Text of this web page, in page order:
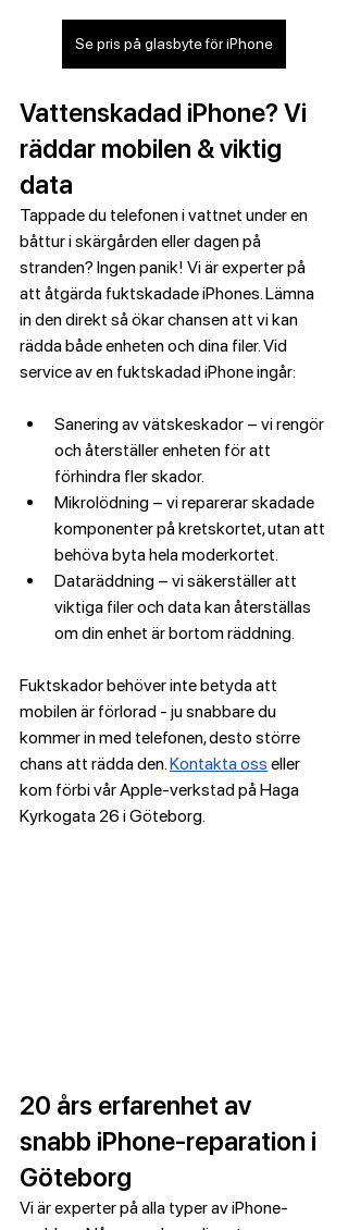
Se pris på glasbyte för iPhone
Vattenskadad iPhone? Vi
räddar mobilen & viktig
data
Tappade du telefonen i vattnet under en
båttur i skärgården eller dagen på
stranden? Ingen panik! Vi är experter på
att åtgärda fuktskadade iPhones. Lämna
in den direkt så ökar chansen att vi kan
rädda både enheten och dina filer. Vid
service av en fuktskadad iPhone ingår:
Sanering av vätskeskador – vi rengör
och återställer enheten för att
förhindra fler skador.
Mikrolödning – vi reparerar skadade
komponenter på kretskortet, utan att
behöva byta hela moderkortet.
Dataräddning – vi säkerställer att
viktiga filer och data kan återställas
om din enhet är bortom räddning.
Fuktskador behöver inte betyda att
mobilen är förlorad - ju snabbare du
kommer in med telefonen, desto större
chans att rädda den. Kontakta oss eller
kom förbi vår Apple-verkstad på Haga
Kyrkogata 26 i Göteborg.
20 års erfarenhet av
snabb iPhone-reparation i
Göteborg
Vi är experter på alla typer av iPhone-